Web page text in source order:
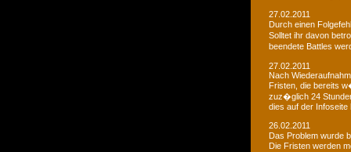
27.02.2011
Durch einen
Solltet ihr davon
beendete Battles
27.02.2011
Nach
Fristen, die bereits
zuz�glich 24
dies auf der
26.02.2011
Das Problem wurde
Die Fristen werden